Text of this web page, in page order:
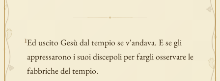
1Ed uscito Gesù dal tempio se v'andava. E se gli
appressarono i suoi discepoli per fargli osservare le
fabbriche del tempio.